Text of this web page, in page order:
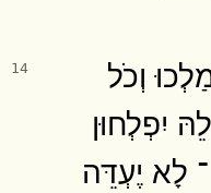
14
וְכֹל
יִפְלְחוּן
לָא יֶעְדֵּה